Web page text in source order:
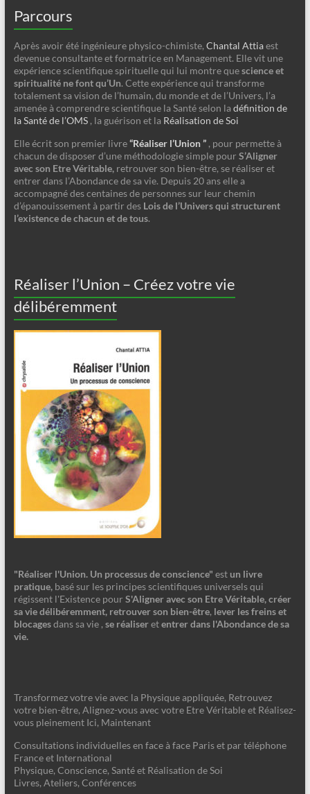
Parcours
Après avoir été ingénieure physico-chimiste, Chantal Attiaest
devenue consultante et formatrice en Management. Elle vit une
expérience scientifique spirituelle qui lui montre quescience et
spiritualité ne font qu’Un. Cette expérience qui transforme
totalement sa vision de l’humain, du monde et de l’Univers, l’a
amenée à comprendre scientifique la Santé selon ladéfinition de
la Santé de l’OMS, la guérison et la Réalisation de Soi
Elle écrit son premier livre“Réaliser l’Union ”, pour permette à
chacun de disposer d’une méthodologie simple pour S’Aligner
avec son Etre Véritable,retrouver son bien-être, se réaliser et
entrer dans l’Abondance de sa vie. Depuis 20 ans elle a
accompagné des centaines de personnes sur leur chemin
d’épanouissement à partir des Lois de l’Univers qui structurent
l’existence de chacun et de tous.
Réaliser l’Union – Créez votre vie
délibéremment
"Réaliser l'Union. Un processus de conscience" est un livre
pratique, basé sur les principes scientifiques universels qui
régissent l'Existence pour S'Aligner avec son Etre Véritable, créer
sa vie délibéremment, retrouver son bien-être, lever les freins et
blocagesdans sa vie , se réaliseretentrer dans l'Abondance de sa
vie.
Transformez votre vie avec la Physique appliquée, Retrouvez
votre bien-être, Alignez-vous avec votre Etre Véritable et Réalisez-
vous pleinement Ici, Maintenant
Consultations individuelles en face à face Paris et par téléphone
France et International
Physique, Conscience, Santé et Réalisation de Soi
Livres, Ateliers, Conférences